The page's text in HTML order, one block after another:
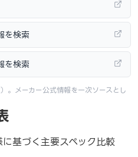
を検索
を検索
。メーカー公式情報を一次ソースとし
基づく主要スペック比較